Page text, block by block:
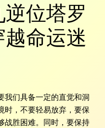
位塔罗
命运迷
我们具备一定的直觉和洞
时，不要轻易放弃，要保
战胜困难。同时，要保持